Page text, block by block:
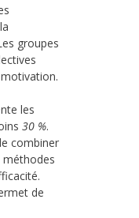
groupes
les
30 %.
combiner
méthodes
de